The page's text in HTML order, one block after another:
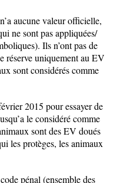
aucune valeur officielle,
ne sont pas appliquées/
Ils n’ont pas de
réserve uniquement au EV
sont considérés comme
2015 pour essayer de
le considéré comme
sont des EV doués
les protèges, les animaux
pénal (ensemble des